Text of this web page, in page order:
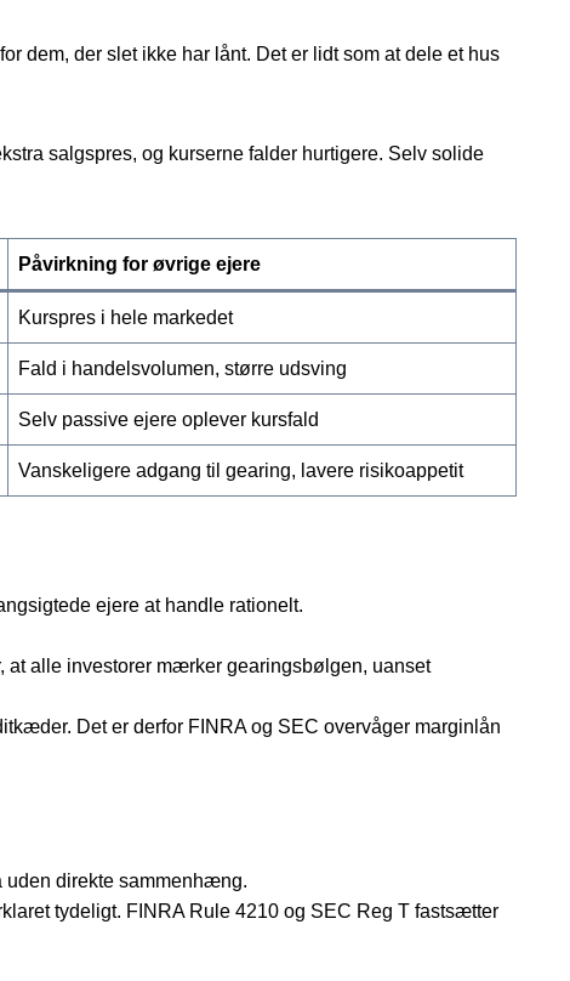
dem, der slet ikke har lånt. Det er lidt som at dele et hus
salgspres, og kurserne falder hurtigere. Selv solide
Påvirkning for øvrige ejere
Kurspres i hele markedet
Fald i handelsvolumen, større udsving
Selv passive ejere oplever kursfald
Vanskeligere adgang til gearing, lavere risikoappetit
ejere at handle rationelt.
at alle investorer mærker gearingsbølgen, uanset
Det er derfor FINRA og SEC overvåger marginlån
uden direkte sammenhæng.
tydeligt. FINRA Rule 4210 og SEC Reg T fastsætter